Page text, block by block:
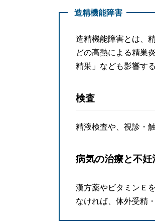
造精機能障害
造精機能障害とは、
どの高熱による精巣
精巣」なども影響す
検査
精液検査や、視診・
病気の治療と不妊
漢方薬やビタミンＥ
なければ、体外受精